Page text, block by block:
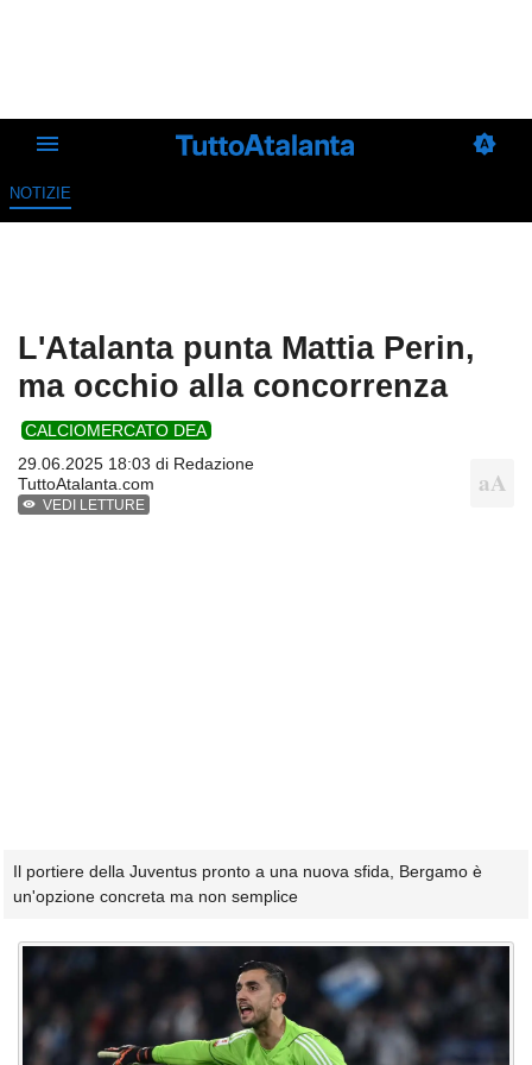
NOTIZIE
L'Atalanta punta Mattia Perin,
ma occhio alla concorrenza
CALCIOMERCATO DEA
29.06.2025 18:03 di Redazione
TuttoAtalanta.com
VEDI LETTURE
Il portiere della Juventus pronto a una nuova sfida, Bergamo è
un'opzione concreta ma non semplice